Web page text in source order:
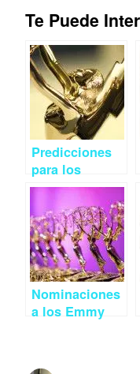
Te Puede
Predicciones
para los
Emmys 2015:
Comedia
Nominaciones
a los Emmy